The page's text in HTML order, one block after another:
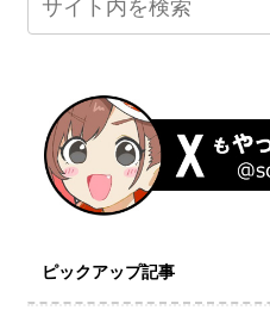
ピックアップ記事